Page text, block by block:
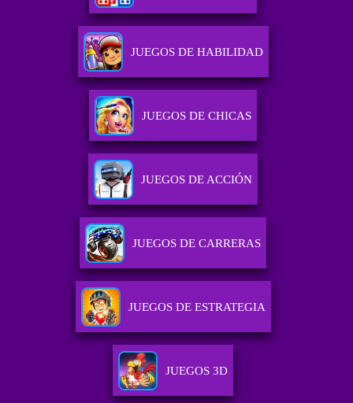
JUEGOS DE HABILIDAD
JUEGOS DE CHICAS
JUEGOS DE ACCIÓN
JUEGOS DE CARRERAS
JUEGOS DE ESTRATEGIA
JUEGOS 3D